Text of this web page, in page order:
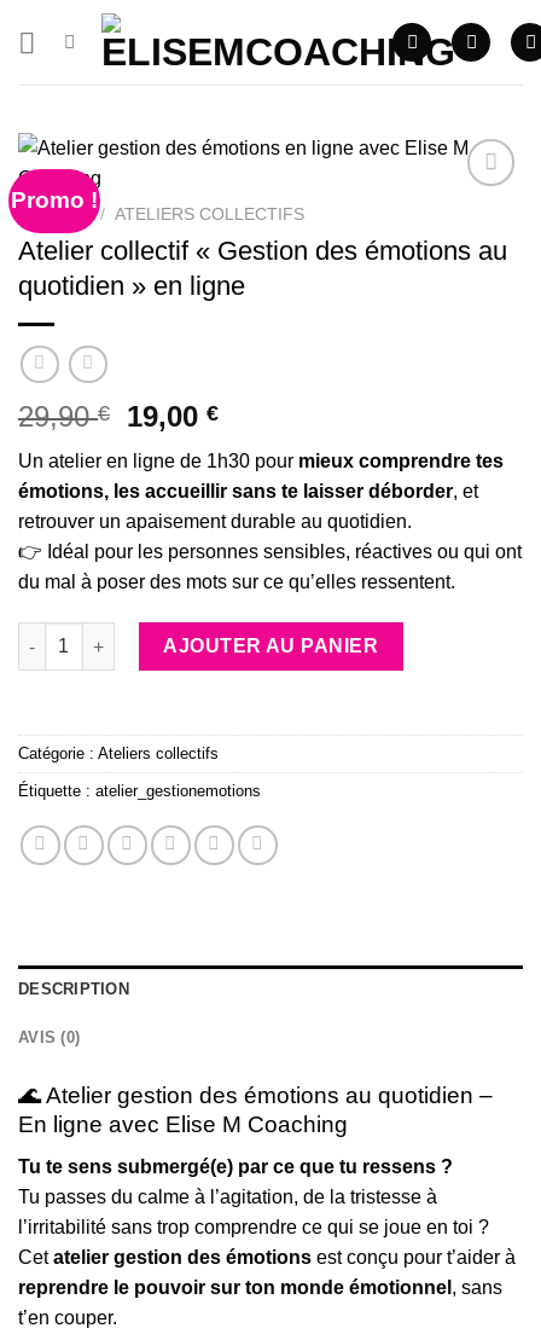
Promo !
/ ATELIERS COLLECTIFS
Atelier collectif « Gestion des émotions au
quotidien » en ligne
29,90€
Le
prix
initial
était :
29,90 €.
19,00€Le
prix
actuel
est :
19,00 €.
Un atelier en ligne de 1h30 pour mieux comprendre tes
émotions, les accueillir sans te laisser déborder, et
retrouver un apaisement durable au quotidien.
👉 Idéal pour les personnes sensibles, réactives ou qui ont
du mal à poser des mots sur ce qu’elles ressentent.
quantité de Atelier collectif "Gestion des émotions au
AJOUTER AU PANIER
Catégorie : Ateliers collectifs
Étiquette : atelier_gestionemotions
DESCRIPTION
AVIS (0)
🌊 Atelier gestion des émotions au quotidien –
En ligne avec Elise M Coaching
Tu te sens submergé(e) par ce que tu ressens ?
Tu passes du calme à l’agitation, de la tristesse à
l’irritabilité sans trop comprendre ce qui se joue en toi ?
Cetatelier gestion des émotions est conçu pour t’aider à
reprendre le pouvoir sur ton monde émotionnel , sans
t’en couper.